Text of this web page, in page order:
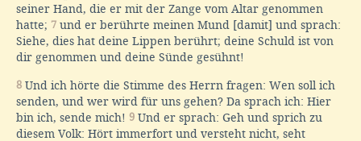
seiner Hand, die er mit der Zange vom Altar genommen
hatte; 7 und er berührte meinen Mund [damit] und sprach:
Siehe, dies hat deine Lippen berührt; deine Schuld ist von
dir genommen und deine Sünde gesühnt!
8 Und ich hörte die Stimme des Herrn fragen: Wen soll ich
senden, und wer wird für uns gehen? Da sprach ich: Hier
bin ich, sende mich! 9 Und er sprach: Geh und sprich zu
diesem Volk: Hört immerfort und versteht nicht, seht